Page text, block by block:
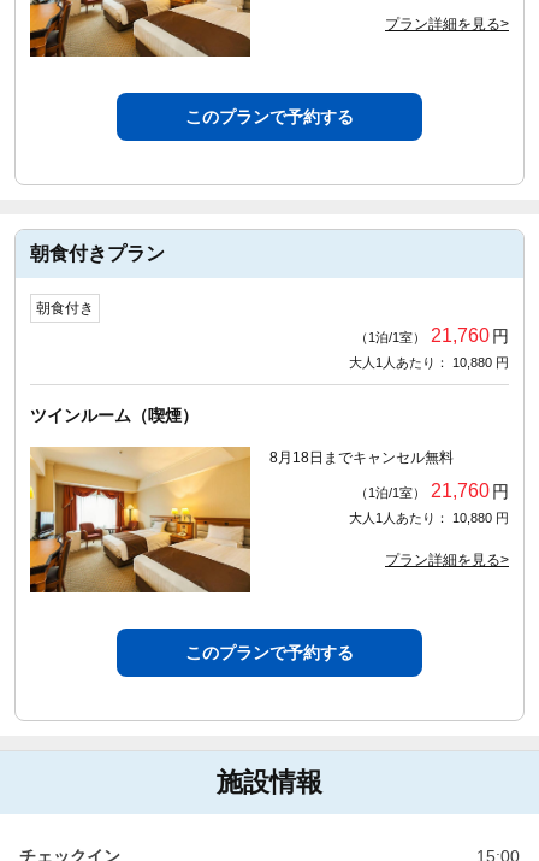
プラン詳細を見る>
このプランで予約する
朝食付きプラン
朝食付き
（1泊/1室） 21,760円
大人1人あたり： 10,880 円
ツインルーム（喫煙）
8月18日までキャンセル無料
（1泊/1室） 21,760円
大人1人あたり： 10,880 円
プラン詳細を見る>
このプランで予約する
施設情報
チェックイン 15:00